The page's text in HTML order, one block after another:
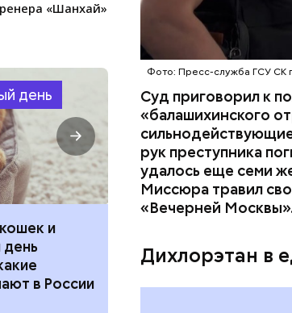
«Шанхай»
день
и
в России
Международный день
холостяка: какие
отмечают в России и
Фото: Пресс-служба ГСУ СК
Суд приговорил к
«балашихинского
рук преступника
удалось еще семи
Миссюра травил
«Вечерней
Дихлорэтан в